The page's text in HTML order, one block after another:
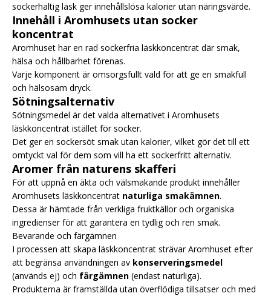
sockerhaltig läsk ger innehållslösa kalorier utan näringsvärde.
Innehåll i Aromhusets utan socker
koncentrat
Aromhuset har en rad sockerfria läskkoncentrat där smak,
hälsa och hållbarhet förenas.
Varje komponent är omsorgsfullt vald för att ge en smakfull
och hälsosam dryck.
Sötningsalternativ
Sötningsmedel är det valda alternativet i Aromhusets
läskkoncentrat istället för socker.
Det ger en sockersöt smak utan kalorier, vilket gör det till ett
omtyckt val för dem som vill ha ett sockerfritt alternativ.
Aromer från naturens skafferi
För att uppnå en äkta och välsmakande produkt innehåller
Aromhusets läskkoncentrat naturliga smakämnen.
Dessa är hämtade från verkliga fruktkällor och organiska
ingredienser för att garantera en tydlig och ren smak.
Bevarande och färgämnen
I processen att skapa läskkoncentrat strävar Aromhuset efter
att begränsa användningen av konserveringsmedel
(används ej) och färgämnen (endast naturliga).
Produkterna är framställda utan överflödiga tillsatser och med